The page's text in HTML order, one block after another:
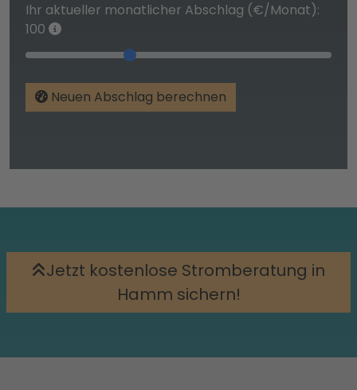
Jetzt kostenlose Stromberatung in
Hamm sichern!
Ihr aktueller monatlicher Abschlag (€/Monat):
100
Neuen Abschlag berechnen